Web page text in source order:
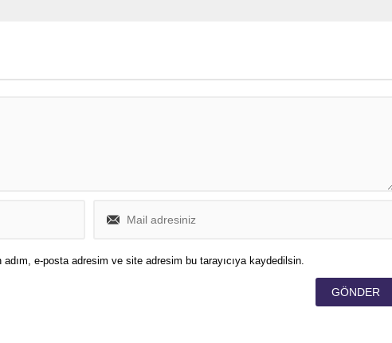
e-posta adresim ve site adresim bu tarayıcıya kaydedilsin.